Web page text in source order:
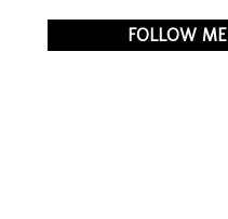
FOLLOW ME